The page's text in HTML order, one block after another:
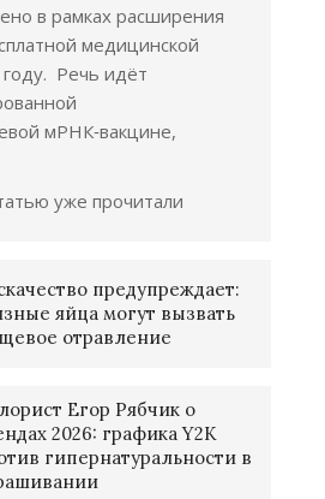
в рамках расширения
медицинской
Речь идёт
мРНК‑вакцине,
уже прочитали
предупреждает:
яйца могут вызвать
отравление
Егор Рябчик о
2026: графика Y2K
гипернатуральности в